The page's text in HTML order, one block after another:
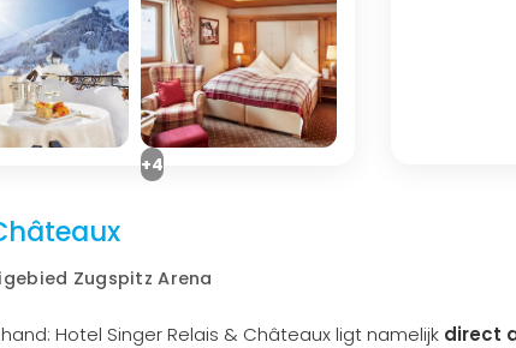
+4
Zugspitz Arena
Hotel Singer Relais & Châteaux ligt namelijk direct